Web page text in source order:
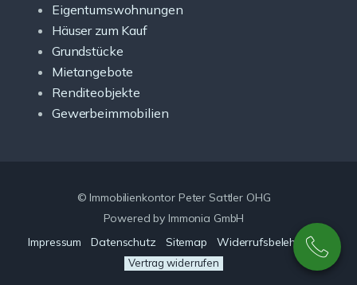
Eigentumswohnungen
Häuser zum Kauf
Grundstücke
Mietangebote
Renditeobjekte
Gewerbeimmobilien
© Immobilienkontor Peter Sattler OHG
Powered by Immonia GmbH
Impressum
Datenschutz Sitemap Widerrufsbelehrung
Vertrag widerrufen